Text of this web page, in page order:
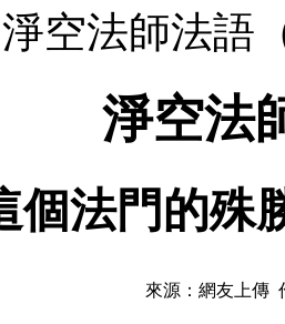
空法師法語
淨空法
個法門的殊
來源：網友上傳